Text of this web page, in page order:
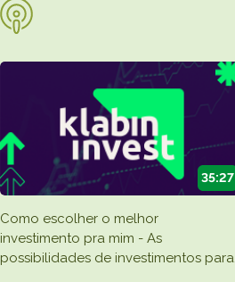
35:27
Como escolher o melhor
investimento pra mim - As
possibilidades de investimentos para